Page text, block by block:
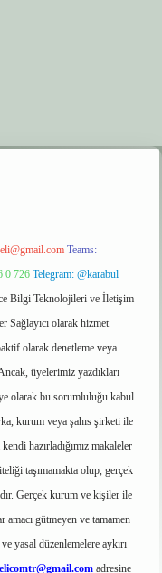
Teams:
0 726 Telegram: @karabul
Bilgi Teknolojileri ve İletişim
Sağlayıcı olarak hizmet
olarak denetleme veya
üyelerimiz yazdıkları
olarak bu sorumluluğu kabul
kurum veya şahıs şirketi ile
hazırladığımız makaleler
taşımamakta olup, gerçek
Gerçek kurum ve kişiler ile
gütmeyen ve tamamen
yasal düzenlemelere aykırı
adresine